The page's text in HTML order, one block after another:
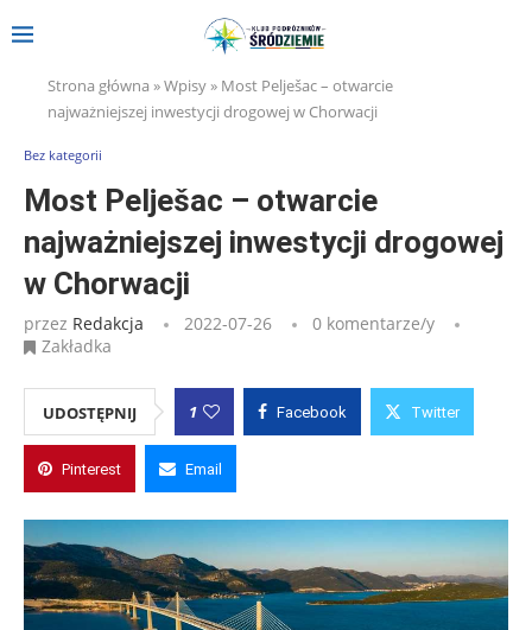
Strona główna »Wpisy» Most Pelješac – otwarcie
najważniejszej inwestycji drogowej w Chorwacji
Bez kategorii
Most Pelješac – otwarcie
najważniejszej inwestycji drogowej
w Chorwacji
przez Redakcja 2022-07-26
0 komentarze/y
Zakładka
UDOSTĘPNIJ 1 Facebook Twitter
Pinterest Email